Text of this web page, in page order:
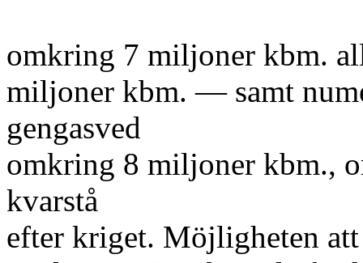
omkring 7 miljoner kbm.
miljoner kbm. — samt
gengasved
omkring 8 miljoner kbm.,
kvarstå
efter kriget. Möjligheten